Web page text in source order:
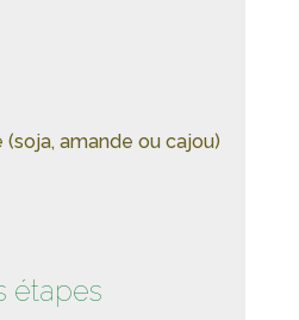
amande ou cajou)
étapes